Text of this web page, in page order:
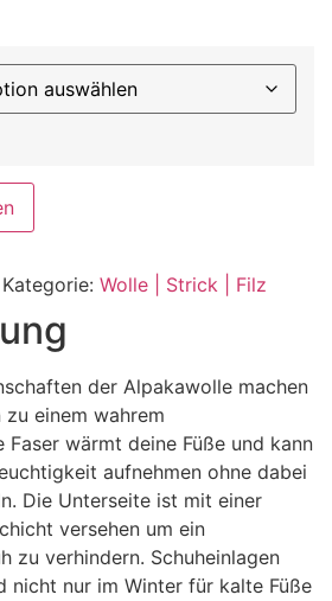
Kategorie: Wolle | Strick | Filz
der Alpakawolle machen
zu einem wahrem
Faser wärmt deine Füße und kann
aufnehmen ohne dabei
Die Unterseite ist mit einer
versehen um ein
zu verhindern. Schuheinlagen
nicht nur im Winter für kalte Füße